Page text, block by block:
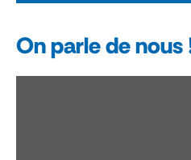
On parle de nous